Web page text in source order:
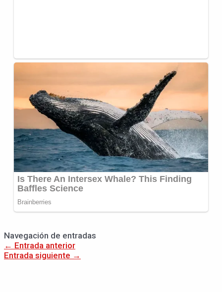
Navegación de entradas
← Entrada anterior
Entrada siguiente →